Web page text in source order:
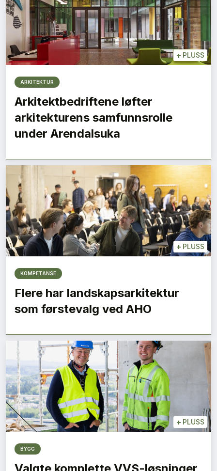
+ PLUSS
ARKITEKTUR
Arkitektbedriftene løfter
arkitekturens samfunnsrolle
under Arendalsuka
+ PLUSS
KOMPETANSE
Flere har landskapsarkitektur
som førstevalg ved AHO
+ PLUSS
BYGG